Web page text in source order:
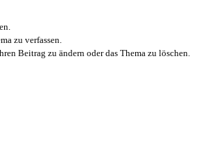
zu verfassen.
Beitrag zu ändern oder das Thema zu löschen.